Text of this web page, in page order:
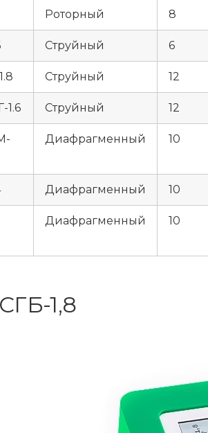
Роторный 8
Струйный 6
Струйный 12
1.6 Струйный 12
Диафрагменный 10
Диафрагменный 10
Диафрагменный 10
1,8